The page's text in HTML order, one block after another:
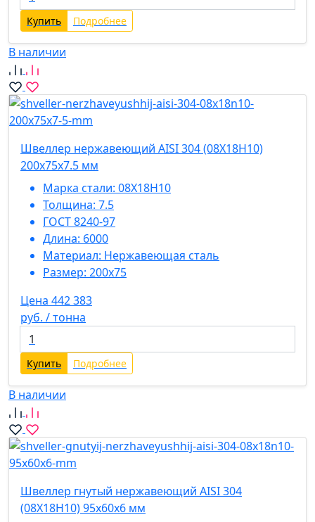
Купить Подробнее
В наличии
Швеллер нержавеющий AISI 304 (08Х18Н10)
200х75х7.5 мм
Марка стали: 08Х18Н10
Толщина: 7.5
ГОСТ 8240-97
Длина: 6000
Материал: Нержавеющая сталь
Размер: 200х75
Цена 442 383
руб. / тонна
Купить Подробнее
В наличии
Швеллер гнутый нержавеющий AISI 304
(08Х18Н10) 95х60х6 мм